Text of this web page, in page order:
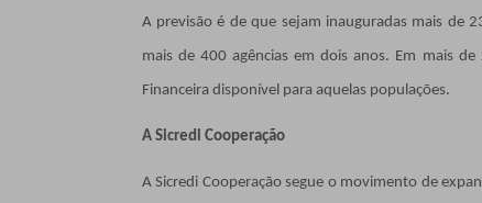
A previsão é de que sejam inauguradas mais de
mais de 400 agências em dois anos. Em mais
Financeira disponível para aquelas populações.
A Sicredi Cooperação
A Sicredi Cooperação segue o movimento de